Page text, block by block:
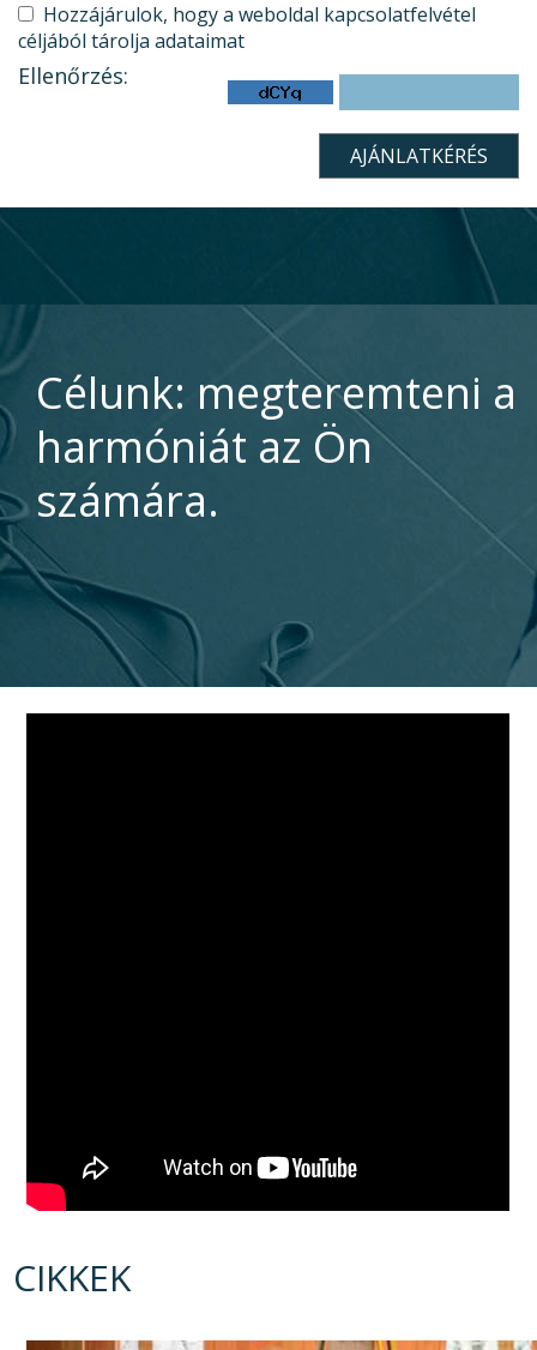
Hozzájárulok, hogy a weboldal kapcsolatfelvétel
céljából tárolja adataimat
Ellenőrzés:
Célunk: megteremteni a
harmóniát az Ön
számára.
CIKKEK